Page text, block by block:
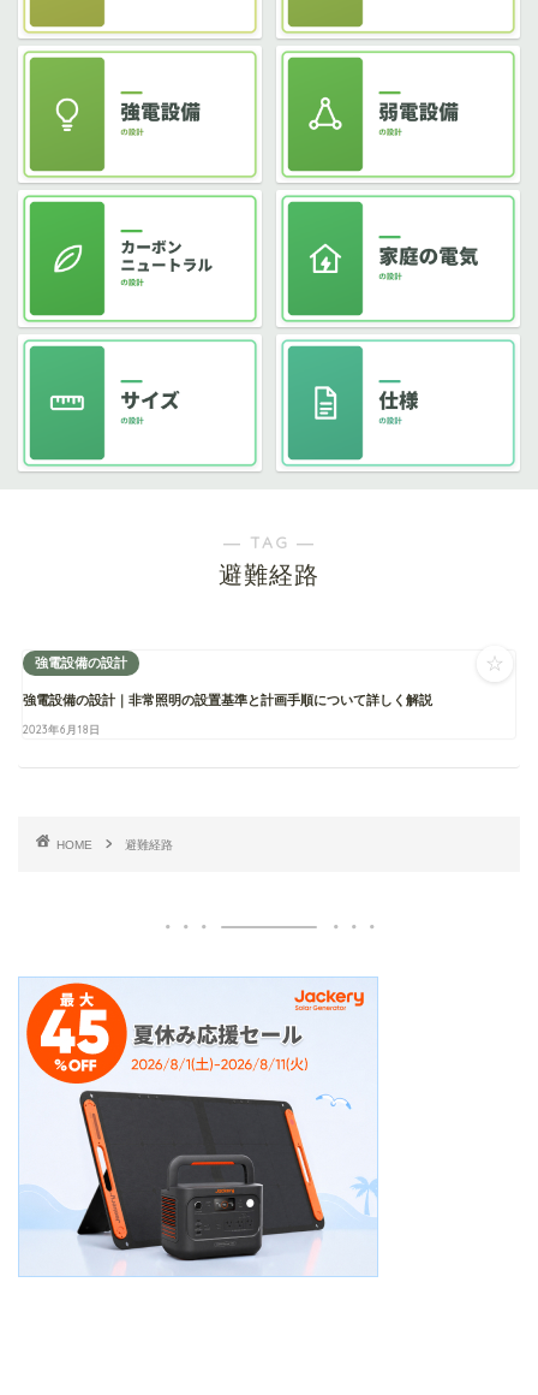
― TAG ―
避難経路
強電設備の設計
強電設備の設計｜非常照明の設置基準と計画手順について詳しく解説
2023年6月18日
☆
HOME 避難経路